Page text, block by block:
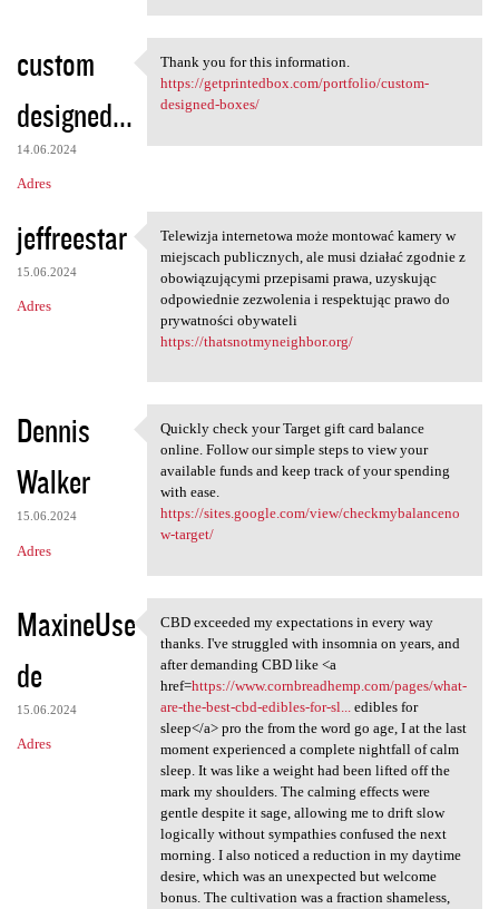
custom
designed...
14.06.2024
Adres
Thank you for this
Thank you for this information.
https://getprintedbox.com/portfolio/custom-
designed-boxes/
jeffreestar
15.06.2024
Adres
Telewizja internetowa może
Telewizja internetowa może montować kamery w
miejscach publicznych, ale musi działać zgodnie z
obowiązującymi przepisami prawa, uzyskując
odpowiednie zezwolenia i respektując prawo do
prywatności obywateli
https://thatsnotmyneighbor.org/
Dennis
Walker
15.06.2024
Adres
Quickly check your Target
Quickly check your Target gift card balance
online. Follow our simple steps to view your
available funds and keep track of your spending
with ease.
https://sites.google.com/view/checkmybalanceno
w-target/
MaxineUse
de
15.06.2024
Adres
CBD exceeded my expectations
CBD exceeded my expectations in every way
thanks. I've struggled with insomnia on years, and
after demanding CBD like <a
href=https://www.cornbreadhemp.com/pages/what-
are-the-best-cbd-edibles-for-sl...edibles for
sleep</a> pro the from the word go age, I at the last
moment experienced a complete nightfall of calm
sleep. It was like a weight had been lifted off the
mark my shoulders. The calming effects were
gentle despite it sage, allowing me to drift slow
logically without sympathies confused the next
morning. I also noticed a reduction in my daytime
desire, which was an unexpected but welcome
bonus. The cultivation was a fraction shameless,